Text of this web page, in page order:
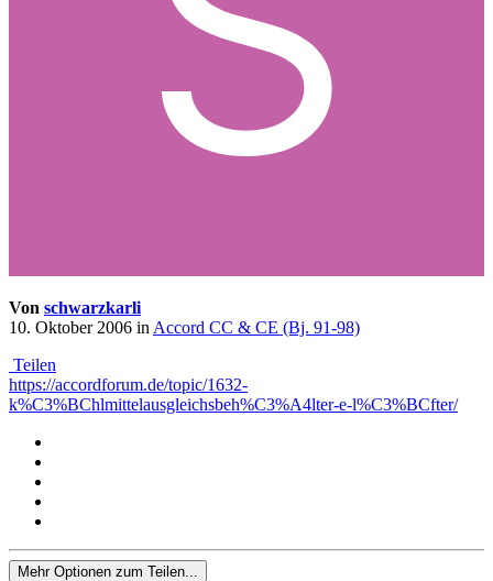
Von schwarzkarli
10. Oktober 2006 in Accord CC & CE (Bj. 91-98)
Teilen
https://accordforum.de/topic/1632-
k%C3%BChlmittelausgleichsbeh%C3%A4lter-e-l%C3%BCfter/
Mehr Optionen zum Teilen...